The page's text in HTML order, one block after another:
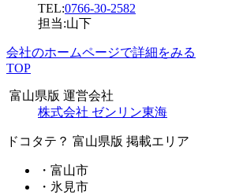
TEL:0766-30-2582
担当:山下
会社のホームページで詳細をみる
TOP
富山県版 運営会社
株式会社 ゼンリン東海
ドコタテ？ 富山県版 掲載エリア
・富山市
・氷見市